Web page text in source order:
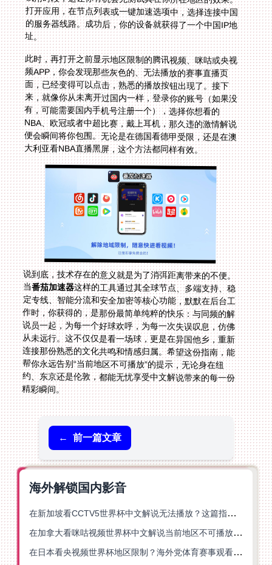
址。
此时，再打开之前显示地区限制的腾讯视频、咪咕或央视
频APP，你会发现那些灰色的、无法播放的赛事直播页
面，已经变得可以点击，熟悉的播放按钮出现了。接下
来，就像你从未离开过国内一样，登录你的账号（如果没
有，可能需要国内手机号注册一个），选择你想看的
NBA、欧冠或者中超比赛，戴上耳机，那久违的激情解说
便会瞬间将你包围。无论是在德国看德甲受限，还是在澳
大利亚看NBA直播黑屏，这个方法都同样有效。
说到底，技术存在的意义就是为了消弭距离带来的不便。
当番茄加速器这样的工具通过其全球节点、多端支持、稳
定专线、智能分流和安全加密等核心功能，默默在后台工
作时，你获得的，是那份最简单纯粹的快乐：与同频的解
说员一起，为每一个好球欢呼，为每一次失误叹息，仿佛
从未远行。这不仅仅是看一场球，更是在异国他乡，重新
连接那份熟悉的文化共鸣和情感归属。希望这份指南，能
帮你永远告别“当前地区不可播放”的提示，无论身在纽
约、东京还是伦敦，都能无忧享受中文解说带来的每一份
精彩瞬间。
← 前一篇文章
海外解锁国内影音
在新加坡看CCTV5世界杯中文解说无法播放？这篇指南帮你解锁海外体育直播自由
在加拿大看咪咕视频世界杯中文解说当前地区不可播放？这篇指南帮你一键解决
在日本看央视频世界杯地区限制？海外党体育赛事观看终极指南